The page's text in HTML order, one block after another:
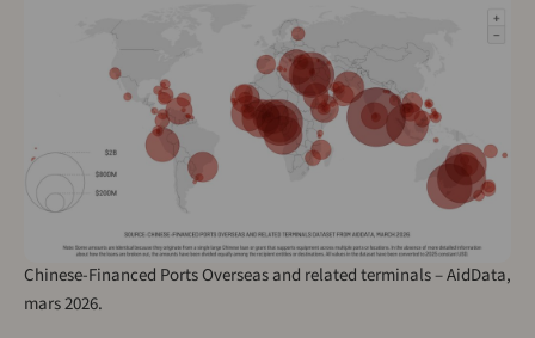
Chinese-Financed Ports Overseas and related terminals – AidData,
mars 2026.